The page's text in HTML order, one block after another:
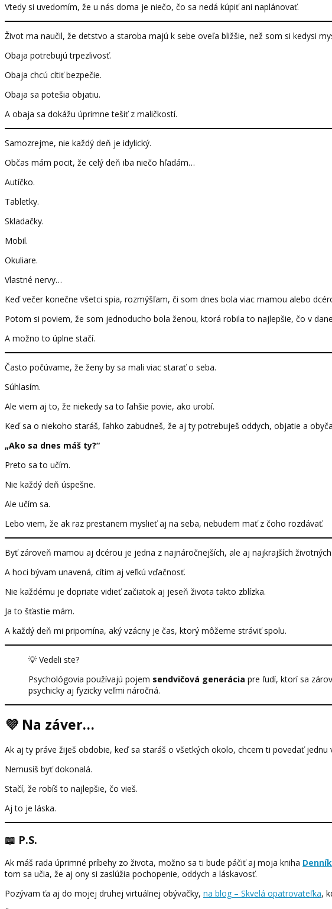
Vtedy si uvedomím, že u nás doma je niečo, čo sa nedá kúpiť ani naplánovať.
Život ma naučil, že detstvo a staroba majú k sebe oveľa bližšie, než som si kedysi
Obaja potrebujú trpezlivosť.
Obaja chcú cítiť bezpečie.
Obaja sa potešia objatiu.
A obaja sa dokážu úprimne tešiť z maličkostí.
Samozrejme, nie každý deň je idylický.
Občas mám pocit, že celý deň iba niečo hľadám…
Autíčko.
Tabletky.
Skladačky.
Mobil.
Okuliare.
Vlastné nervy…
Keď večer konečne všetci spia, rozmýšľam, či som dnes bola viac mamou alebo
Potom si poviem, že som jednoducho bola ženou, ktorá robila to najlepšie, čo v
A možno to úplne stačí.
Často počúvame, že ženy by sa mali viac starať o seba.
Súhlasím.
Ale viem aj to, že niekedy sa to ľahšie povie, ako urobí.
Keď sa o niekoho staráš, ľahko zabudneš, že aj ty potrebuješ oddych, objatie a
„Ako sa dnes máš ty?“
Preto sa to učím.
Nie každý deň úspešne.
Ale učím sa.
Lebo viem, že ak raz prestanem myslieť aj na seba, nebudem mať z čoho rozdávať.
Byť zároveň mamou aj dcérou je jedna z najnáročnejších, ale aj najkrajších
A hoci bývam unavená, cítim aj veľkú vďačnosť.
Nie každému je dopriate vidieť začiatok aj jeseň života takto zblízka.
Ja to šťastie mám.
A každý deň mi pripomína, aký vzácny je čas, ktorý môžeme stráviť spolu.
💡 Vedeli ste?
Psychológovia používajú pojem sendvičová generácia pre ľudí, ktorí sa
psychicky aj fyzicky veľmi náročná.
💜 Na záver…
Ak aj ty práve žiješ obdobie, keď sa staráš o všetkých okolo, chcem ti povedať jednu
Nemusíš byť dokonalá.
Stačí, že robíš to najlepšie, čo vieš.
Aj to je láska.
📖 P.S.
Ak máš rada úprimné príbehy zo života, možno sa ti bude páčiť aj moja kniha
tom sa učia, že aj ony si zaslúžia pochopenie, oddych a láskavosť.
Pozývam ťa aj do mojej druhej virtuálnej obývačky, na blog – Skvelá opatrovateľka,